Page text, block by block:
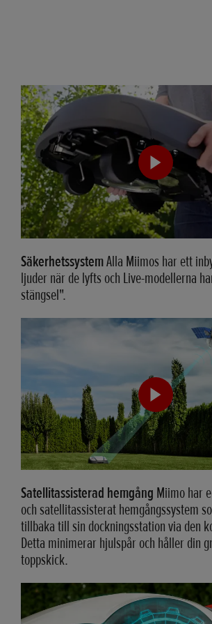
SäkerhetssystemAlla Miimos har ett
ljuder när de lyfts och Live-modellerna
stängsel".
Satellitassisterad hemgång Miimo har
och satellitassisterat hemgångssystem
tillbaka till sin dockningsstation via den
Detta minimerar hjulspår och håller din
toppskick.